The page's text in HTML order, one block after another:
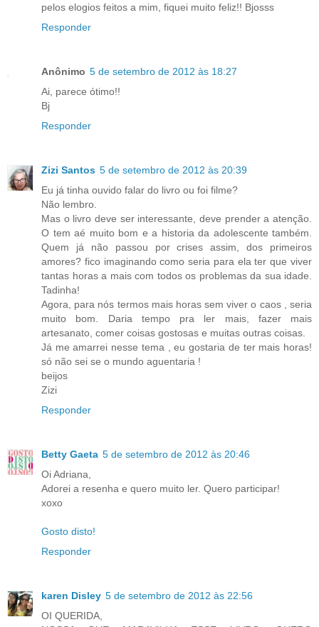
pelos elogios feitos a mim, fiquei muito feliz!! Bjosss
Responder
Anônimo 5 de setembro de 2012 às 18:27
Ai, parece ótimo!!
Bj
Responder
Zizi Santos 5 de setembro de 2012 às 20:39
Eu já tinha ouvido falar do livro ou foi filme?
Não lembro.
Mas o livro deve ser interessante, deve prender a atenção.
O tem aé muito bom e a historia da adolescente também.
Quem já não passou por crises assim, dos primeiros
amores? fico imaginando como seria para ela ter que viver
tantas horas a mais com todos os problemas da sua idade.
Tadinha!
Agora, para nós termos mais horas sem viver o caos , seria
muito bom. Daria tempo pra ler mais, fazer mais
artesanato, comer coisas gostosas e muitas outras coisas.
Já me amarrei nesse tema , eu gostaria de ter mais horas!
só não sei se o mundo aguentaria !
beijos
Zizi
Responder
Betty Gaeta 5 de setembro de 2012 às 20:46
Oi Adriana,
Adorei a resenha e quero muito ler. Quero participar!
xoxo
Gosto disto!
Responder
karen Disley 5 de setembro de 2012 às 22:56
OI QUERIDA,